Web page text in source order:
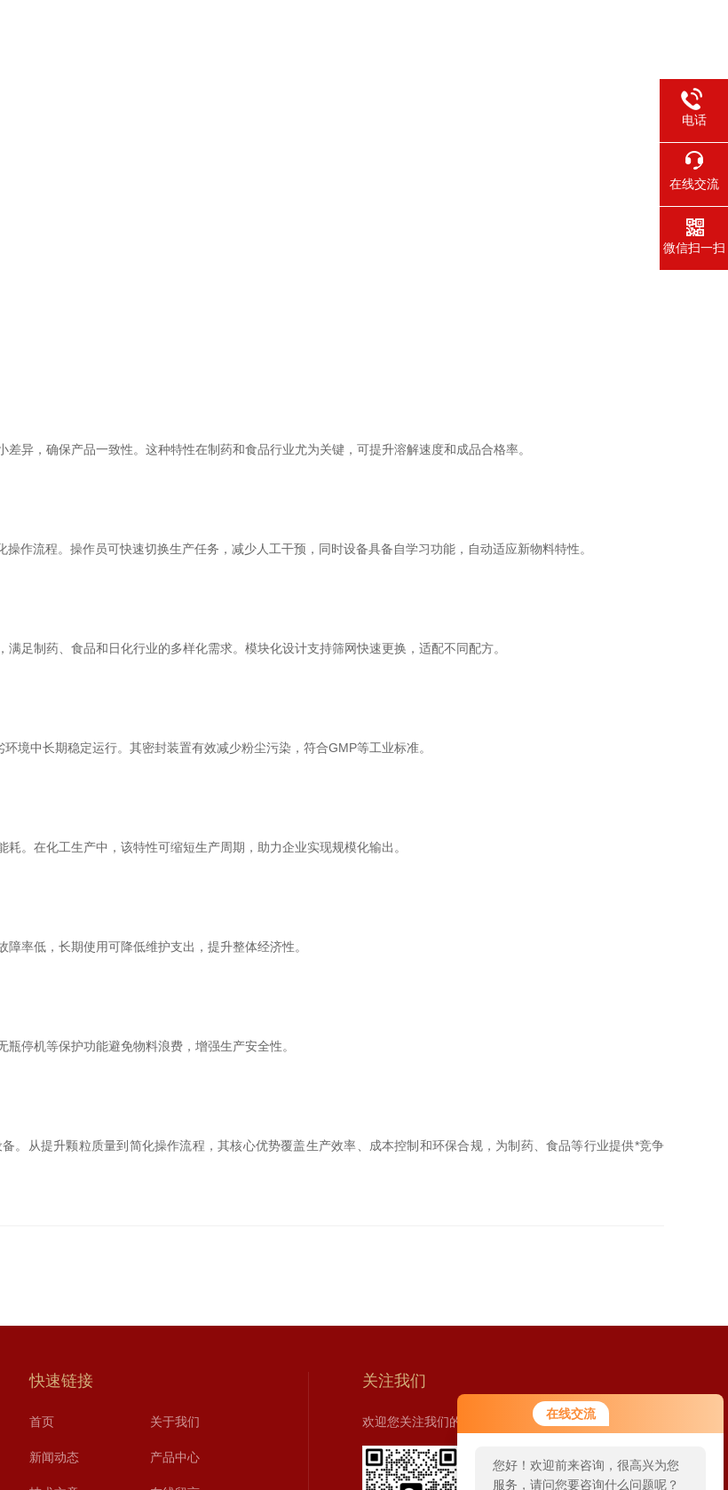
在线交流
您好！欢迎前来咨询，很高兴为您
服务，请问您要咨询什么问题呢？
您好，看您停留很久了，是否找到
，确保产品一致性。这种特性在制药和食品行业尤为关键，可提升溶解速度和成品合格率。
流程。操作员可快速切换生产任务，减少人工干预，同时设备具备自学习功能，自动适应新物料特性。
制药、食品和日化行业的多样化需求。模块化设计支持筛网快速更换，适配不同配方。
中长期稳定运行。其密封装置有效减少粉尘污染，符合GMP等工业标准。
在化工生产中，该特性可缩短生产周期，助力企业实现规模化输出。
率低，长期使用可降低维护支出，提升整体经济性。
停机等保护功能避免物料浪费，增强生产安全性。
从提升颗粒质量到简化操作流程，其核心优势覆盖生产效率、成本控制和环保合规，为制药、食品等行业提供*竞争
快速链接
首页 关于我们
新闻动态 产品中心
关注我们
欢迎您关注我们的微信公众号了解更多信息：
电话
在线交流
微信扫一扫